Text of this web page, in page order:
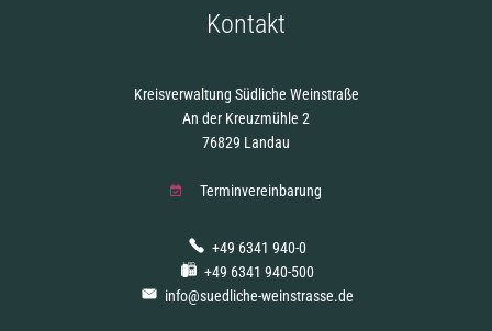
Kontakt
Kreisverwaltung Südliche Weinstraße
An der Kreuzmühle 2
76829 Landau
Terminvereinbarung
+49 6341 940-0
+49 6341 940-500
info@suedliche-weinstrasse.de